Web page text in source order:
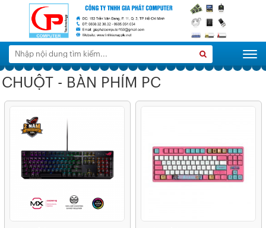
Tìm
kiếm:
CHUỘT - BÀN PHÍM PC